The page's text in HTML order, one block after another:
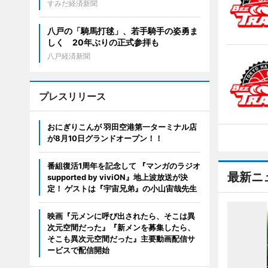
最新ニ
すみだ経済新聞
八戸の「騎馬打毬」、若手騎手の姿勇ま
しく 20年ぶりの正式参拝も
八戸経済新聞
プレスリリース
おにぎりこんが 羽田空港第一ターミナル店
が8月10日グランドオープン！！
番組復活1周年を記念して 『マンガのラジオ
supported by viviON』地上波放送が決
定！ ゲストは『宇宙兄弟』の小山宙哉先生
映画『元メンに呼び出されたら、そこは異
次元空間だった』『新メンを募集したら、
そこも異次元空間だった』主要動画配信サ
ービスで配信開始